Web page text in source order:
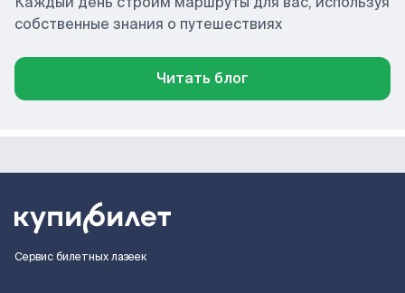
собственные знания о путешествиях
Читать блог
Сервис билетных лазеек